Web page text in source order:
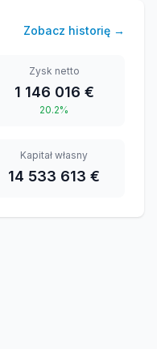
Zobacz historię →
Zysk netto
1 146 016 €
20.2%
Kapitał własny
14 533 613 €